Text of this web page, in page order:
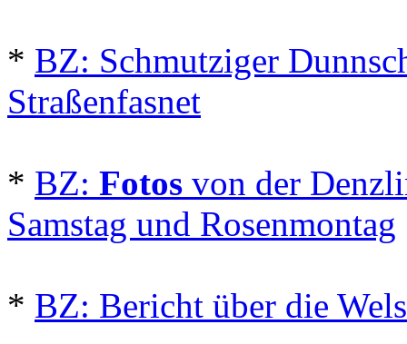
* BZ: Schmutziger
Straßenfasnet
* BZ: Fotos von der
Samstag und Rosenmontag
* BZ: Bericht über die